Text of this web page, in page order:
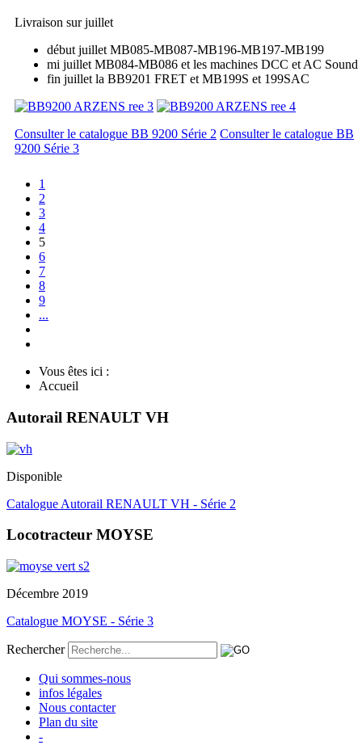
Livraison sur juillet
début juillet MB085-MB087-MB196-MB197-MB199
mi juillet MB084-MB086 et les machines DCC et AC Sound
fin juillet la BB9201 FRET et MB199S et 199SAC
Consulter le catalogue BB 9200 Série 2 Consulter le catalogue BB
9200 Série 3
1
2
3
4
5
6
7
8
9
...
Vous êtes ici :
Accueil
Autorail RENAULT VH
Disponible
Catalogue Autorail RENAULT VH - Série 2
Locotracteur MOYSE
Décembre 2019
Catalogue MOYSE - Série 3
Rechercher
Qui sommes-nous
infos légales
Nous contacter
Plan du site
-